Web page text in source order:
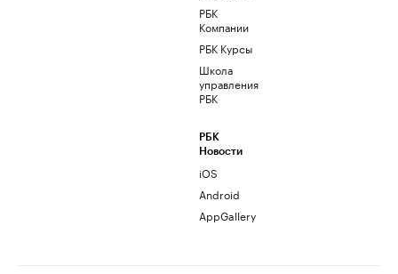
РБК
Компании
РБК Курсы
Школа
управления
РБК
РБК
Новости
iOS
Android
AppGallery